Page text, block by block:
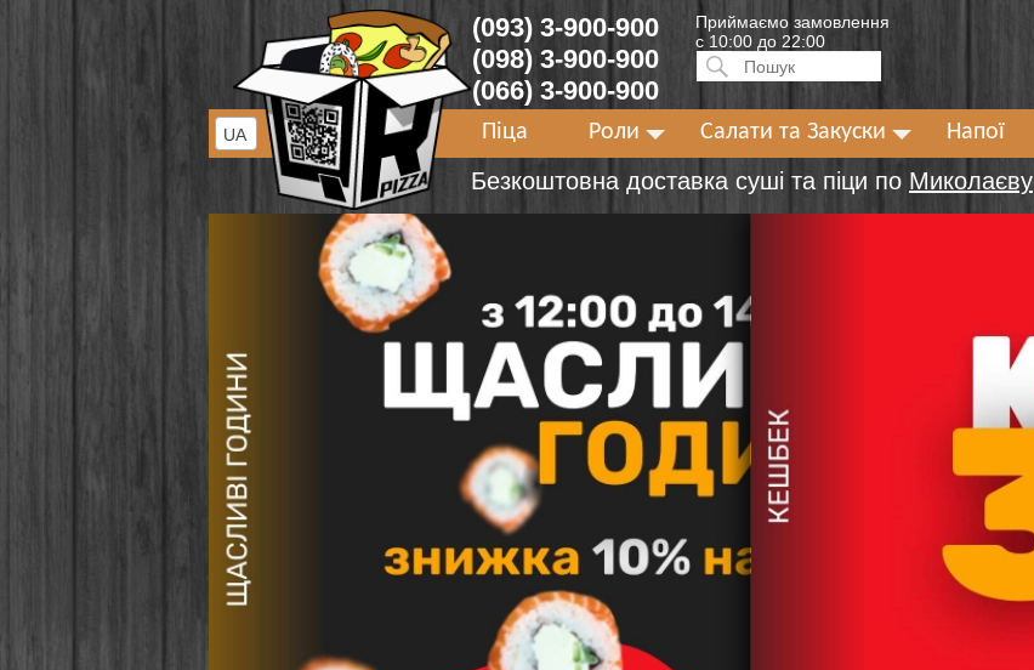
(093) 3-900-900
(098) 3-900-900
(066) 3-900-900
Приймаємо замовлення
с 10:00 до 22:00
Искать:ПОИСК
Піца Роли Салати та Закуски Напої
Безкоштовна доставка суші та піци по Миколаєву
UA